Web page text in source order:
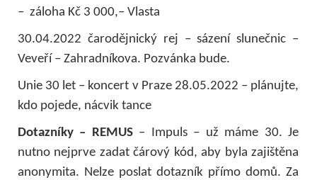
– záloha Kč 3 000,– Vlasta
30.04.2022 čarodějnický rej – sázení slunečnic –
Veveří – Zahradníkova. Pozvánka bude.
Unie 30 let – koncert v Praze 28.05.2022 – plánujte,
kdo pojede, nácvik tance
Dotazníky – REMUS– Impuls – už máme 30. Je
nutno nejprve zadat čárový kód, aby byla zajištěna
anonymita. Nelze poslat dotazník přímo domů. Za